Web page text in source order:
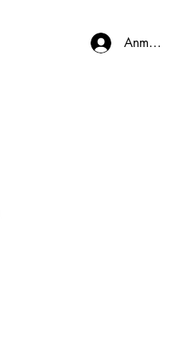
Anmelden